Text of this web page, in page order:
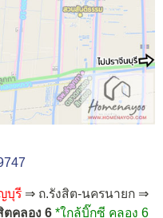
บุรี ⇒ ถ.รังสิต-นครนายก ⇒
ตคลอง 6 *ใกล้บิ๊กซี คลอง 6